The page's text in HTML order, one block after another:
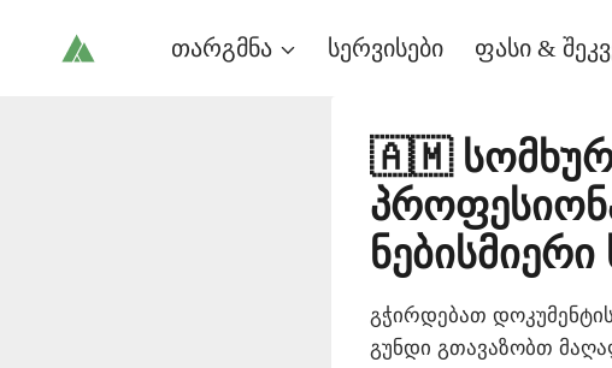
თარგმნა სერვისები ფასი &
🇦🇲
გჭირდებათ
გუნდი გთავაზობთ